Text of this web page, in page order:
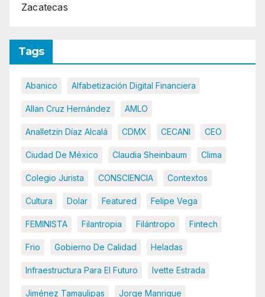
Zacatecas
Tags
Abanico Alfabetización Digital Financiera
Allan Cruz Hernández AMLO
Analletzin Díaz Alcalá CDMX CECANI CEO
Ciudad De México Claudia Sheinbaum Clima
Colegio Jurista CONSCIENCIA Contextos
Cultura Dolar Featured Felipe Vega
FEMINISTA Filantropia Filántropo Fintech
Frio Gobierno De Calidad Heladas
Infraestructura Para El Futuro Ivette Estrada
Jiménez Tamaulipas Jorge Manrique